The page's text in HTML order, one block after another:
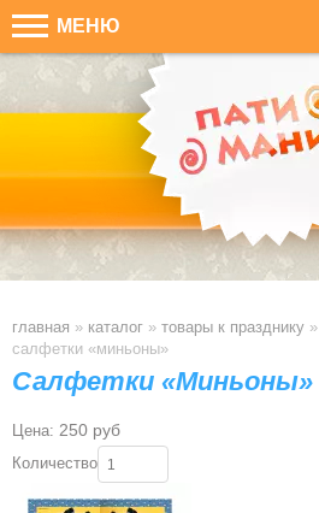
МЕНЮ
главная » каталог » товары к празднику »
салфетки «миньоны»
Салфетки «Миньоны»
Цена: 250 руб
Количество